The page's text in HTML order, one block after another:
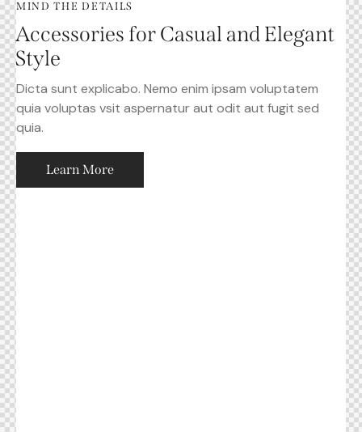
MIND THE DETAILS
Accessories for Casual and Elegant
Style
Dicta sunt explicabo. Nemo enim ipsam voluptatem
quia voluptas vsit aspernatur aut odit aut fugit sed
quia.
Learn More